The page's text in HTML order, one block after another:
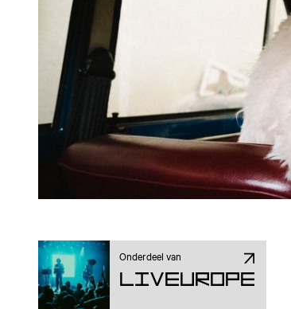
Onderdeel van
Liveurope